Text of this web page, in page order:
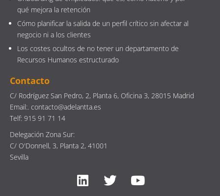
qué mejora la retención
Cómo planificar la salida de un perfil crítico sin afectar al
negocio ni a los clientes
Los costes ocultos de no tener un departamento de
Recursos Humanos estructurado
Contacto
C/ Rodríguez San Pedro, 2, Planta 6, Oficina 3, 28015 Madrid
Email:. contacto@adelantta.es
Telf: 915 91 71 14
Delegación Zona Sur:
C/ O'Donnell, 3, Planta 2, 41001
Sevilla